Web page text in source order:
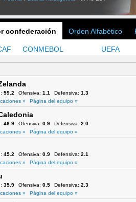
confederación Orden Alfabético
CONMEBOL UEFA
59.2 Ofensiva: 1.1 Defensiva: 1.3
»
Página del equipo »
46.9 Ofensiva: 0.9 Defensiva: 2.0
»
Página del equipo »
45.2 Ofensiva: 0.9 Defensiva: 2.1
»
Página del equipo »
35.9 Ofensiva: 0.5 Defensiva: 2.3
»
Página del equipo »